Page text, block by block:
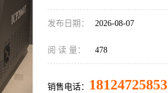
发布日期： 2026-08-07
阅 读 量： 478
销售电话： 18124725853